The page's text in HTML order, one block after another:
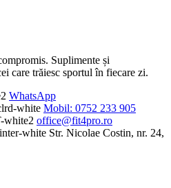
Suplimente și
care trăiesc sportul în fiecare zi.
WhatsApp
Mobil: 0752 233 905
office@fit4pro.ro
Str. Nicolae Costin, nr. 24,